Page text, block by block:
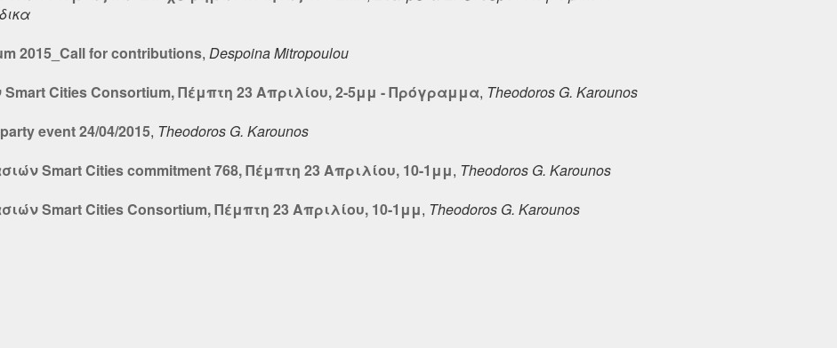
2015_Call for contributions, Despoina Mitropoulou
Cities Consortium, Πέμπτη 23 Απριλίου, 2-5μμ - Πρόγραμμα, Theodoros G. Karounos
event 24/04/2015, Theodoros G. Karounos
Smart Cities commitment 768, Πέμπτη 23 Απριλίου, 10-1μμ, Theodoros G. Karounos
Smart Cities Consortium, Πέμπτη 23 Απριλίου, 10-1μμ, Theodoros G. Karounos